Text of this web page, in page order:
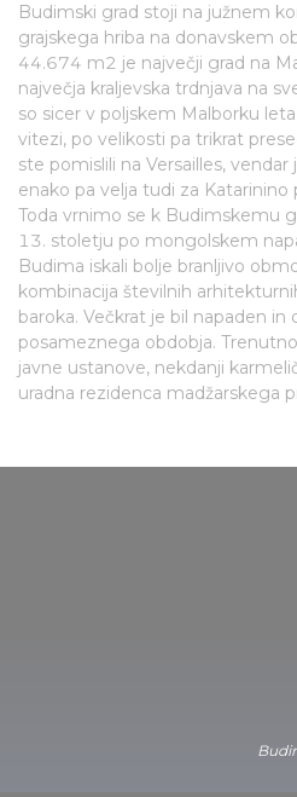
Budimski grad stoji na južnem
grajskega hriba na donavskem
44.674 m2 je največji grad na
največja kraljevska trdnjava na
so sicer v poljskem Malborku
vitezi, po velikosti pa trikrat
ste pomislili na Versailles,
enako pa velja tudi za
Toda vrnimo se k Budimskemu
13. stoletju po mongolskem
Budima iskali bolje branljivo
kombinacija številnih
baroka. Večkrat je bil napaden in
posameznega obdobja.
javne ustanove, nekdanji
uradna rezidenca madžarskega